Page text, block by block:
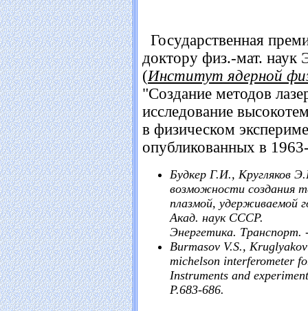
Государственная
доктору физ.-мат.
(Институт ядерной
"Создание методов
исследование
в физическом
опубликованных в
Будкер Г.И.,
возможности создания
плазмой, удерживаемой
Акад. наук СССР.
Энергетика.
Burmasov V.S.,
michelson interferometer
Instruments and
P.683-686.